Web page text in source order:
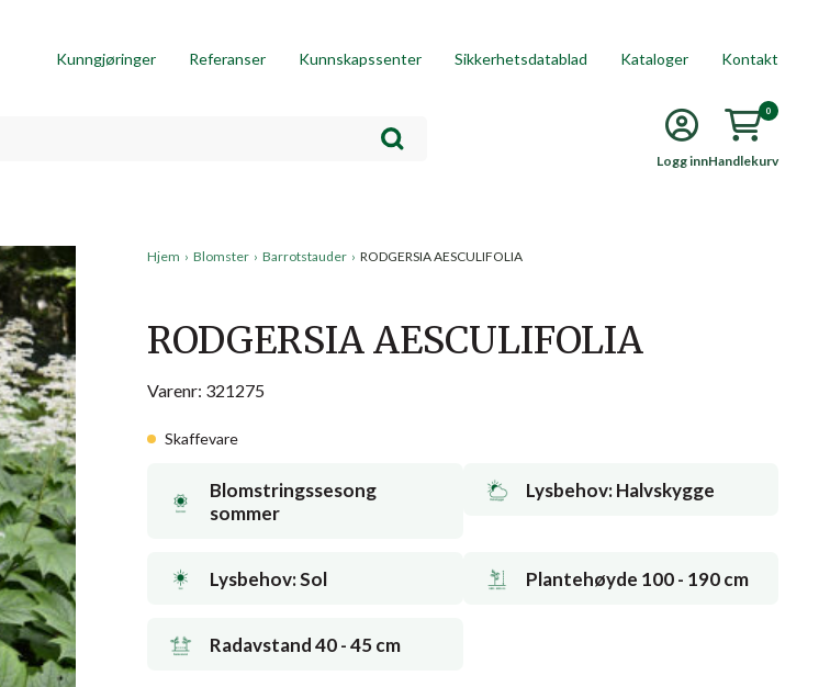
Kunngjøringer Referanser Kunnskapssenter Sikkerhetsdatablad Kataloger Kontakt
Logg innHandlekurv
0
Hjem › Blomster › Barrotstauder › RODGERSIA AESCULIFOLIA
RODGERSIA AESCULIFOLIA
Varenr: 321275
Skaffevare
Blomstringssesong
sommer
Lysbehov: Halvskygge
Lysbehov: Sol Plantehøyde 100 - 190 cm
Radavstand 40 - 45 cm